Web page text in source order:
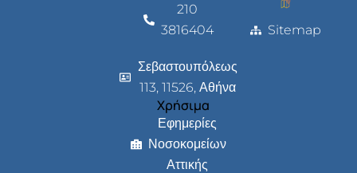
210
3816404
Σεβαστουπόλεως
113, 11526, Αθήνα
Χρήσιμα
Εφημερίες
Νοσοκομείων
Αττικής
Sitemap